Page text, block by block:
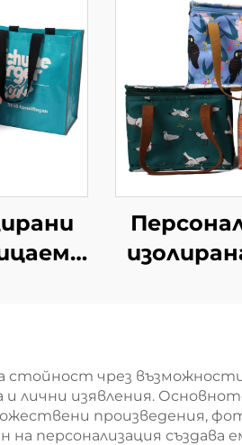
принт
чрез
лични изявления.
произведения,
персонализация